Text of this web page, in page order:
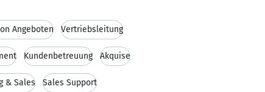
Angeboten Vertriebsleitung
Kundenbetreuung Akquise
& Sales Sales Support